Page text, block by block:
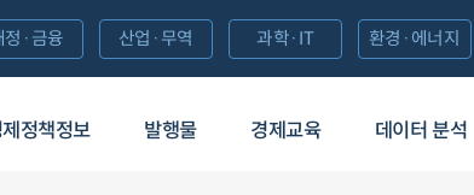
정책정보 발행물 경제교육 데이터 분석
정·금융 산업·무역 과학·IT 환경·에너지